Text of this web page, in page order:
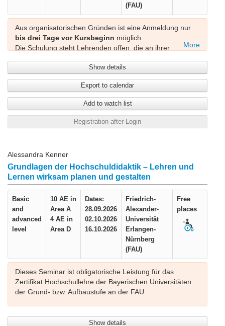
(FAU)
Aus organisatorischen Gründen ist eine Anmeldung nur
bis drei Tage vor Kursbeginn möglich.
Die Schulung steht Lehrenden offen, die an ihrer
Bei inhaltlichen und organisatorischen Fragen
kontaktieren Sie bittelehre-digital@fau.de
[DiL] Themenzertifikats DIGITALE LEHRE
hier:https://www.lehre.fau.de/angebot/zertifikate/
digitale-lehre-dil-80-ae.
More
Show details
Export to calendar
Add to watch list
Registration after Login
Alessandra Kenner
Grundlagen der Hochschuldidaktik – Lehren und
Lernen wirksam planen und gestalten
Basic
and
advanced
level
10 AE in
Area A
4 AE in
Area D
Dates:
28.09.2026
02.10.2026
16.10.2026
Friedrich-
Alexander-
Universität
Erlangen-
Nürnberg
(FAU)
Free
places
Dieses Seminar ist obligatorische Leistung für das
Zertifikat Hochschullehre der Bayerischen Universitäten
der Grund- bzw. Aufbaustufe an der FAU.
Show details